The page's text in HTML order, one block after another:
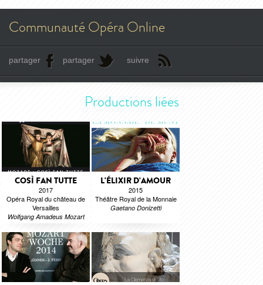
Communauté Opéra Online
partager partager suivre
Productions liées
COSÌ FAN TUTTE
2017
Opéra Royal du château de
Versailles
Wolfgang Amadeus Mozart
L'ÉLIXIR D'AMOUR
2015
Théâtre Royal de la Monnaie
Gaetano Donizetti